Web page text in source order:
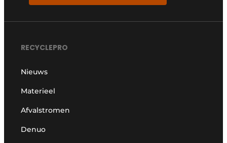
RECYCLEPRO
Nieuws
Materieel
Afvalstromen
Denuo